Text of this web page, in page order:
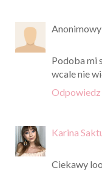
Anonimowy
Podoba mi
wcale nie
Odpowiedz
Karina
Ciekawy